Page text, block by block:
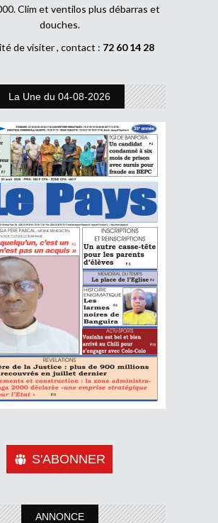
Clim et ventilos plus débarras et
douches.
de visiter , contact : 72 60 14 28
La Une du 04-08-2026
S'ABONNER
ANNONCE